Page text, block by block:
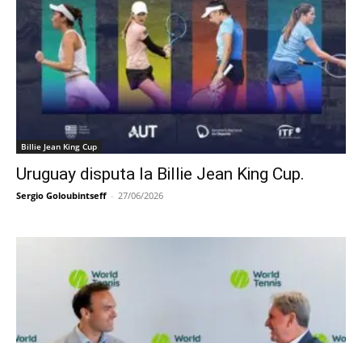
Billie Jean King Cup
Uruguay disputa la Billie Jean King Cup.
Sergio Goloubintseff - 27/06/2026